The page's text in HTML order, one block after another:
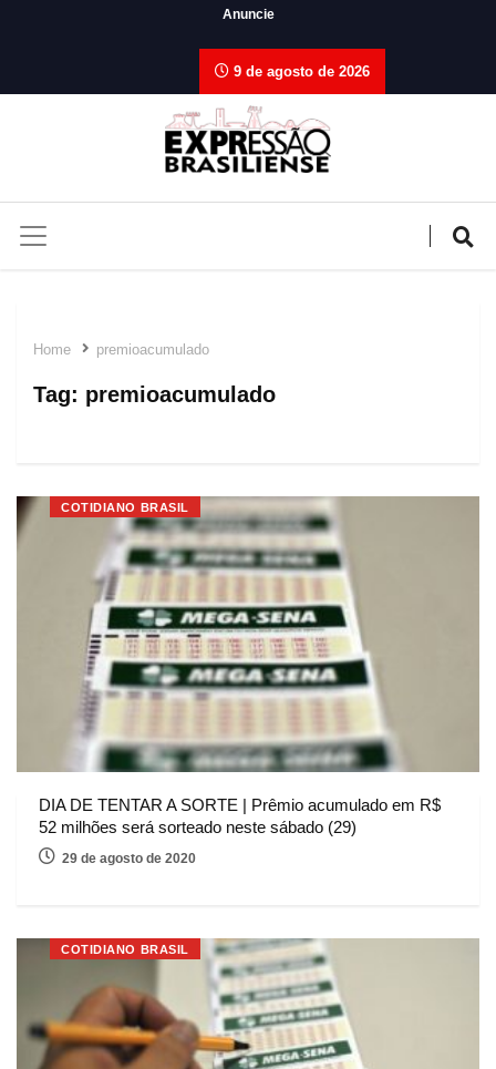
Anuncie
9 de agosto de 2026
Home premioacumulado
Tag: premioacumulado
COTIDIANO BRASIL
DIA DE TENTAR A SORTE | Prêmio acumulado em R$
52 milhões será sorteado neste sábado (29)
29 de agosto de 2020
COTIDIANO BRASIL